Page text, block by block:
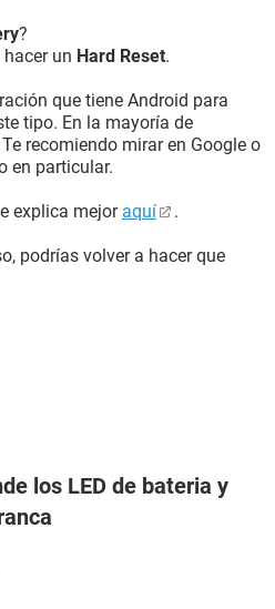
?
un Hard Reset.
que tiene Android para
tipo. En la mayoría de
recomiendo mirar en Google o
en particular.
explica mejor aquí .
podrías volver a hacer que
los LED de bateria y